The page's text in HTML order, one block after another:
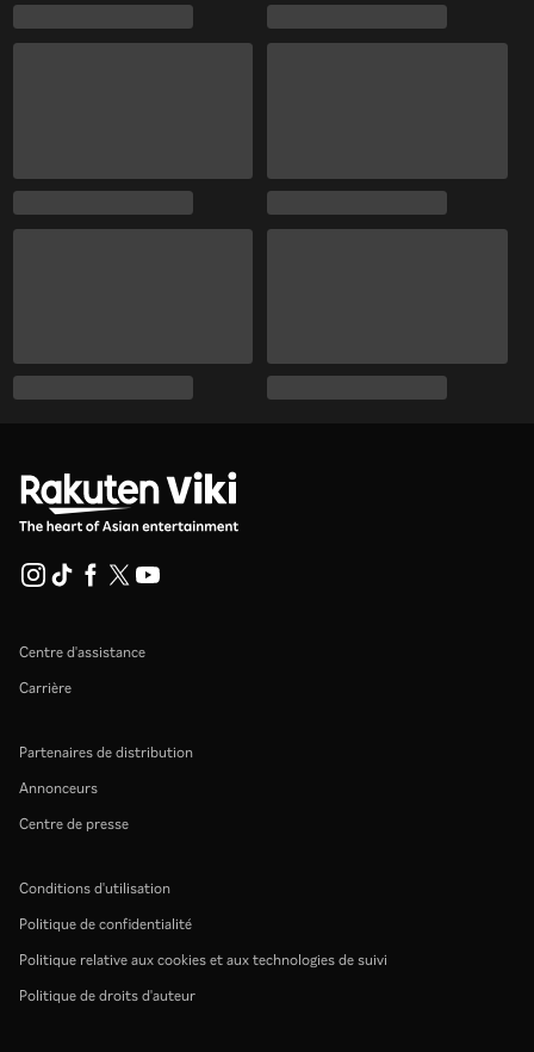
Centre d'assistance
Carrière
Partenaires de distribution
Annonceurs
Centre de presse
Conditions d'utilisation
Politique de confidentialité
Politique relative aux cookies et aux technologies de suivi
Politique de droits d'auteur